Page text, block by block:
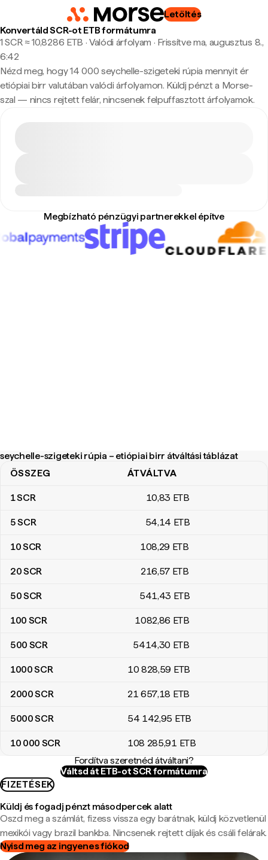
Letöltés
Konvertáld SCR-ot ETB formátumra
1 SCR ≈ 10,8286 ETB · Valódi árfolyam · Frissítve ma, augusztus 8.,
6:42
Nézd meg, hogy 14 000 seychelle-szigeteki rúpia mennyit ér
etiópiai birr valutában valódi árfolyamon. Küldj pénzt a Morse-
szal — nincs rejtett felár, nincsenek felpuffasztott árfolyamok.
Megbízható pénzügyi partnerekkel építve
seychelle-szigeteki rúpia – etiópiai birr átváltási táblázat
seychelle-szigeteki rúpia – etiópiai birr átváltási táblázat
ÖSSZEG ÁTVÁLTVA
1SCR 10,83 ETB
5SCR 54,14 ETB
10SCR 108,29 ETB
20SCR 216,57 ETB
50SCR 541,43 ETB
100 SCR 1082,86 ETB
500 SCR 5414,30 ETB
1000SCR 10 828,59 ETB
2000SCR 21 657,18 ETB
5000SCR 54 142,95 ETB
10 000 SCR 108 285,91 ETB
Fordítva szeretnéd átváltani?
Váltsd át ETB-ot SCR formátumra
FIZETÉSEK
Küldj és fogadj pénzt másodpercek alatt
Oszd meg a számlát, fizess vissza egy barátnak, küldj közvetlenül
mexikói vagy brazil bankba. Nincsenek rejtett díjak és csáli felárak.
Nyisd meg az ingyenes fiókod